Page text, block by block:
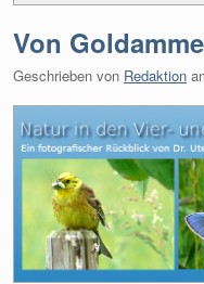
Von
Geschrieben von Redaktion